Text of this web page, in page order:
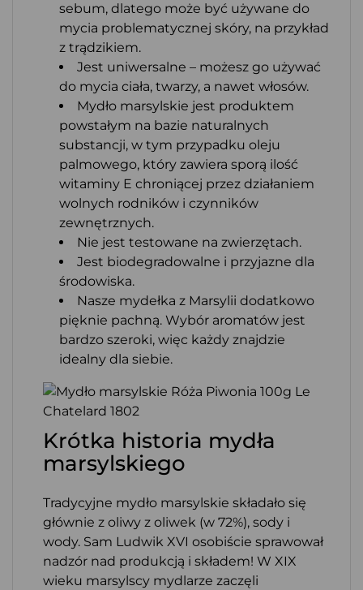
sebum, dlatego może być używane do
mycia problematycznej skóry, na przykład
z trądzikiem.
Jest uniwersalne – możesz go używać
do mycia ciała, twarzy, a nawet włosów.
Mydło marsylskie jest produktem
powstałym na bazie naturalnych
substancji, w tym przypadku oleju
palmowego, który zawiera sporą ilość
witaminy E chroniącej przez działaniem
wolnych rodników i czynników
zewnętrznych.
Nie jest testowane na zwierzętach.
Jest biodegradowalne i przyjazne dla
środowiska.
Nasze mydełka z Marsylii dodatkowo
pięknie pachną. Wybór aromatów jest
bardzo szeroki, więc każdy znajdzie
idealny dla siebie.
Krótka historia mydła
marsylskiego
Tradycyjne mydło marsylskie składało się
głównie z oliwy z oliwek (w 72%), sody i
wody. Sam Ludwik XVI osobiście sprawował
nadzór nad produkcją i składem! W XIX
wieku marsylscy mydlarze zaczęli